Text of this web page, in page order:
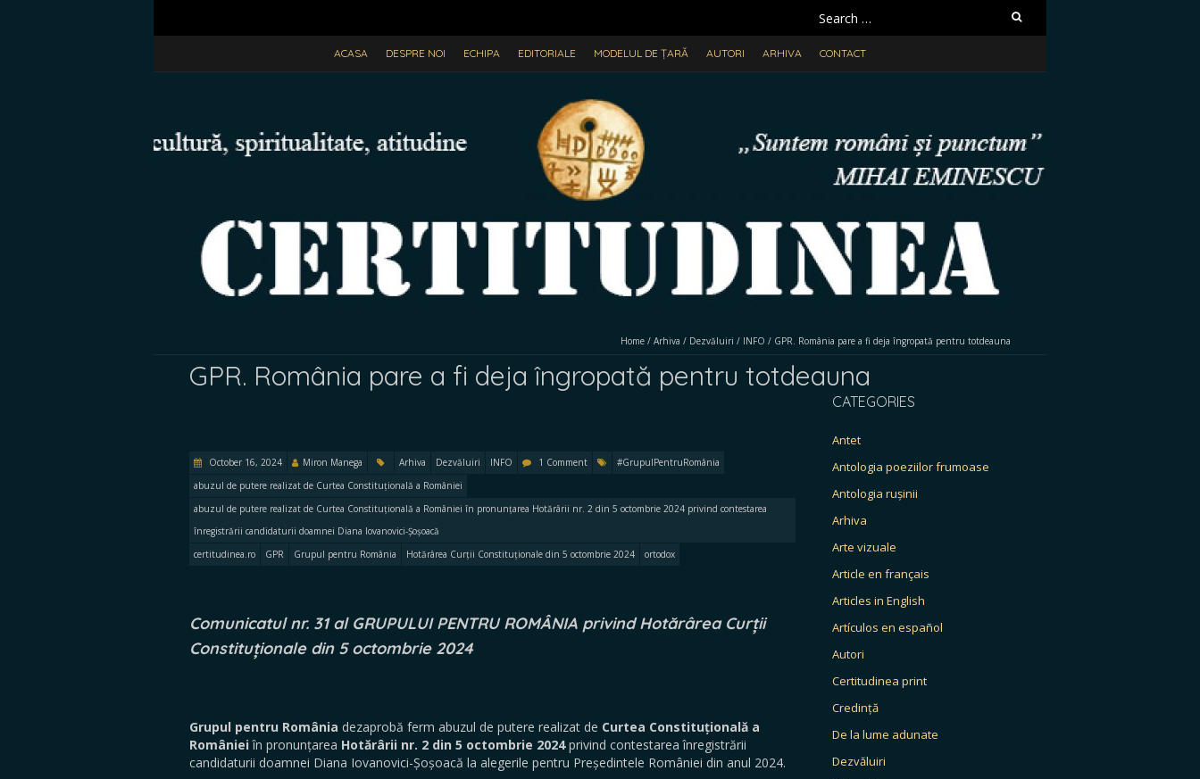
Search
for:
ACASA DESPRE NOI ECHIPA EDITORIALE MODELUL DE ȚARĂ AUTORI ARHIVA CONTACT
Home / Arhiva / Dezvăluiri / INFO / GPR. România pare a fi deja îngropată pentru totdeauna
GPR. România pare a fi deja îngropată pentru totdeauna
October 16, 2024 Miron Manega Arhiva Dezvăluiri INFO 1 Comment
#GrupulPentruRomânia
abuzul de putere realizat de Curtea Constituțională a României
abuzul de putere realizat de Curtea Constituțională a României în pronunțarea Hotărârii nr. 2 din 5 octombrie 2024 privind contestarea
înregistrării candidaturii doamnei Diana Iovanovici-Șoșoacă
certitudinea.ro
GPR Grupul pentru România Hotărârea Curții Constituționale din 5 octombrie 2024 ortodox
Comunicatul nr. 31 al GRUPULUI PENTRU ROMÂNIA privind Hotărârea Curții
Constituționale din 5 octombrie 2024
Grupul pentru România dezaprobă ferm abuzul de putere realizat de Curtea Constituțională a
Românieiîn pronunțarea Hotărârii nr. 2 din 5 octombrie 2024privind contestarea înregistrării
candidaturii doamnei Diana Iovanovici-Șoșoacă la alegerile pentru Președintele României din anul 2024.
CATEGORIES
Antet
Antologia poeziilor frumoase
Antologia rușinii
Arhiva
Arte vizuale
Article en français
Articles in English
Artículos en español
Autori
Certitudinea print
Credință
De la lume adunate
Dezvăluiri